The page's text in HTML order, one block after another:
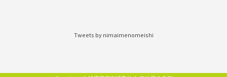
Tweets by nimaimenomeishi